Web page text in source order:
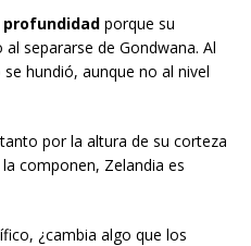
profundidad porque su
separarse de Gondwana. Al
hundió, aunque no al nivel
por la altura de su corteza
componen, Zelandia es
¿cambia algo que los